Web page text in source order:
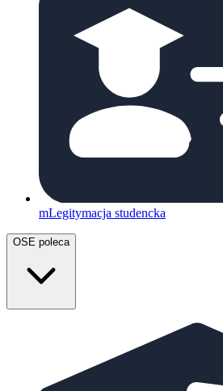
mLegitymacja studencka
OSE poleca